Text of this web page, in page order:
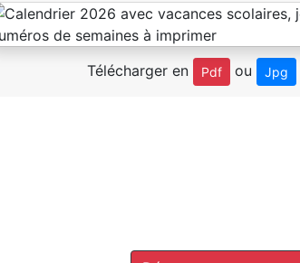
Télécharger en Pdf ou Jpg